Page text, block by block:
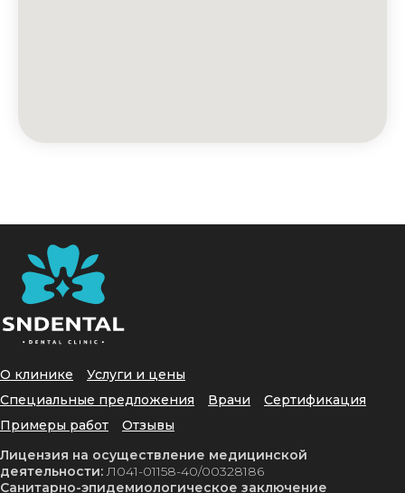
О клинике
Услуги и цены
Специальные предложения
Врачи
Сертификация
Примеры работ
Отзывы
Лицензия на осуществление медицинской
деятельности:Л041-01158-40/00328186
Санитарно-эпидемиологическое заключение